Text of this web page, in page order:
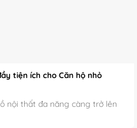
tiện ích cho Căn hộ nhỏ
nội thất đa năng càng trở lên